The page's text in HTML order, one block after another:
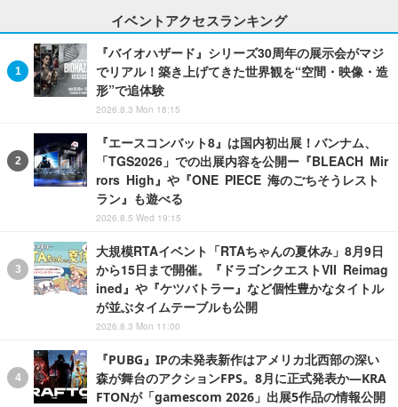
イベントアクセスランキング
『バイオハザード』シリーズ30周年の展示会がマジ
でリアル！築き上げてきた世界観を“空間・映像・造
形”で追体験
2026.8.3 Mon 18:15
『エースコンバット8』は国内初出展！バンナム、
「TGS2026」での出展内容を公開ー『BLEACH Mir
rors High』や『ONE PIECE 海のごちそうレスト
ラン』も遊べる
2026.8.5 Wed 19:15
大規模RTAイベント「RTAちゃんの夏休み」8月9日
から15日まで開催。『ドラゴンクエストVII Reimag
ined』や『ケツバトラー』など個性豊かなタイトル
が並ぶタイムテーブルも公開
2026.8.3 Mon 11:00
『PUBG』IPの未発表新作はアメリカ北西部の深い
森が舞台のアクションFPS。8月に正式発表か―KRA
FTONが「gamescom 2026」出展5作品の情報公開